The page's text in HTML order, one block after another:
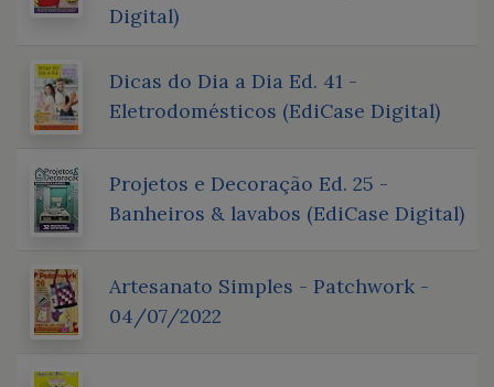
Digital)
Dicas do Dia a Dia Ed. 41 -
Eletrodomésticos (EdiCase Digital)
Projetos e Decoração Ed. 25 -
Banheiros & lavabos (EdiCase Digital)
Artesanato Simples - Patchwork -
04/07/2022